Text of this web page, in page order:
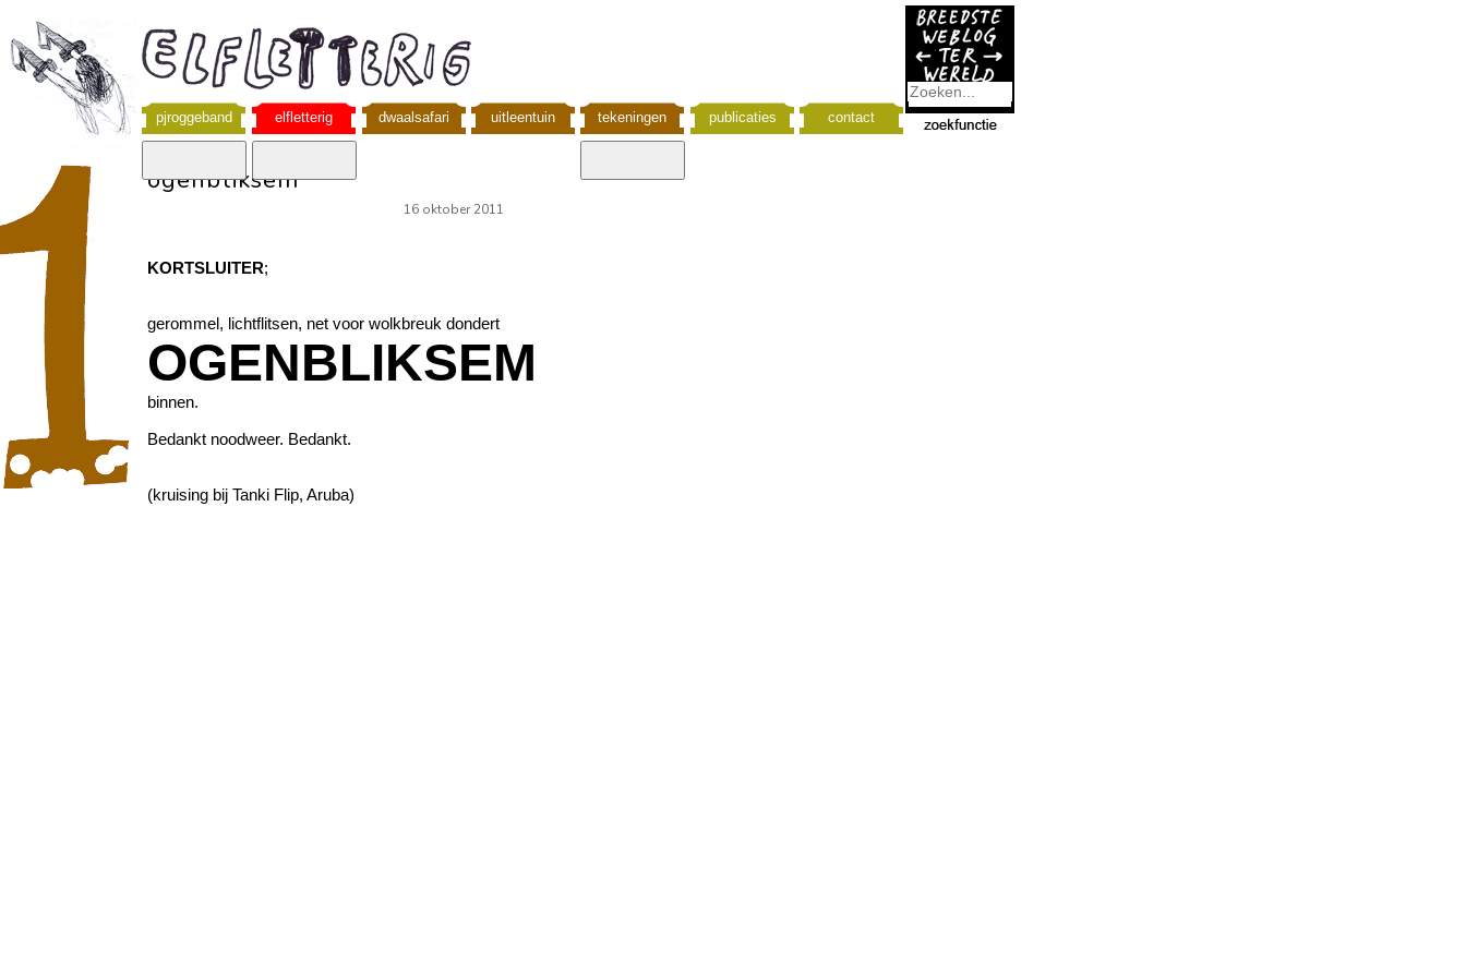
pjroggeband elfletterig dwaalsafari uitleentuin tekeningen publicaties contact
ogenbliksem
16 oktober 2011
KORTSLUITER;
gerommel, lichtflitsen, net voor wolkbreuk dondert
OGENBLIKSEM
binnen.
Bedankt noodweer. Bedankt.
(kruising bij Tanki Flip, Aruba)